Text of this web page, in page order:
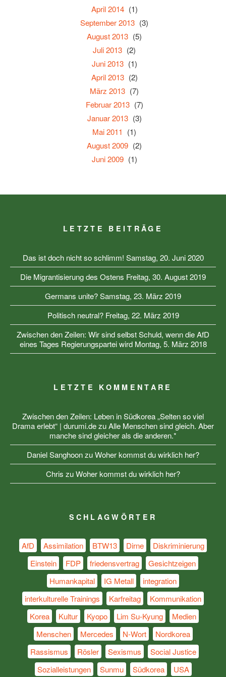
April 2014 (1)
September 2013 (3)
August 2013 (5)
Juli 2013 (2)
Juni 2013 (1)
April 2013 (2)
März 2013 (7)
Februar 2013 (7)
Januar 2013 (3)
Mai 2011 (1)
August 2009 (2)
Juni 2009 (1)
LETZTE BEITRÄGE
Das ist doch nicht so schlimm! Samstag, 20. Juni 2020
Die Migrantisierung des Ostens Freitag, 30. August 2019
Germans unite?Samstag, 23. März 2019
Politisch neutral? Freitag, 22. März 2019
Zwischen den Zeilen: Wir sind selbst Schuld, wenn die AfD
eines Tages Regierungspartei wird Montag, 5. März 2018
LETZTE KOMMENTARE
Zwischen den Zeilen: Leben in Südkorea „Selten so viel
Drama erlebt“ | durumi.dezuAlle Menschen sind gleich. Aber
manche sind gleicher als die anderen.*
Daniel SanghoonzuWoher kommst du wirklich her?
Chris zuWoher kommst du wirklich her?
SCHLAGWÖRTER
AfD Assimilation BTW13 Dirne
Diskriminierung
Einstein
FDP friedensvertrag
Gesichtzeigen
Humankapital
IG Metall
integration
interkulturelle Trainings
Karfreitag
Kommunikation
Korea
Kultur Kyopo Lim Su-Kyung
Medien
Menschen
Mercedes N-Wort
Nordkorea
Rassismus
Rösler Sexismus
Social Justice
Sozialleistungen
Sunmu Südkorea
USA